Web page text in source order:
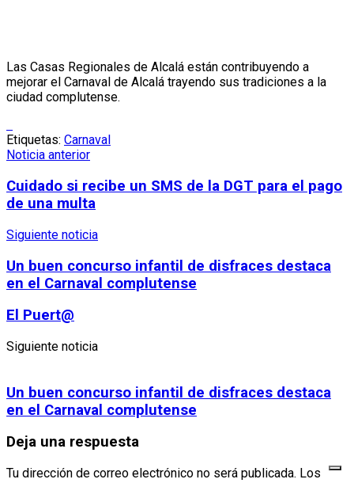
Las Casas Regionales de Alcalá están contribuyendo a
mejorar el Carnaval de Alcalá trayendo sus tradiciones a la
ciudad complutense.
Etiquetas: Carnaval
Noticia anterior
Cuidado si recibe un SMS de la DGT para el pago
de una multa
Siguiente noticia
Un buen concurso infantil de disfraces destaca
en el Carnaval complutense
El Puert@
Siguiente noticia
Un buen concurso infantil de disfraces destaca
en el Carnaval complutense
Deja una respuesta
Tu dirección de correo electrónico no será publicada. Los